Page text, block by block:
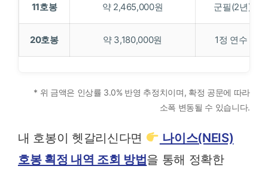
11호봉 약 2,465,000원 군필(2년) 남
20호봉 약 3,180,000원 1정 연수 후
* 위 금액은 인상률 3.0% 반영 추정치이며, 확정 공문에 따라
소폭 변동될 수 있습니다.
내 호봉이 헷갈리신다면
나이스(NEIS)
호봉 획정 내역 조회 방법을 통해 정확한